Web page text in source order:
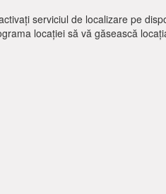
serviciul de localizare pe
locației să vă găsească